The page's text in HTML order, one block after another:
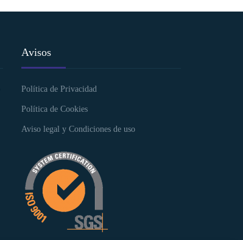
Avisos
Política de Privacidad
Política de Cookies
Aviso legal y Condiciones de uso